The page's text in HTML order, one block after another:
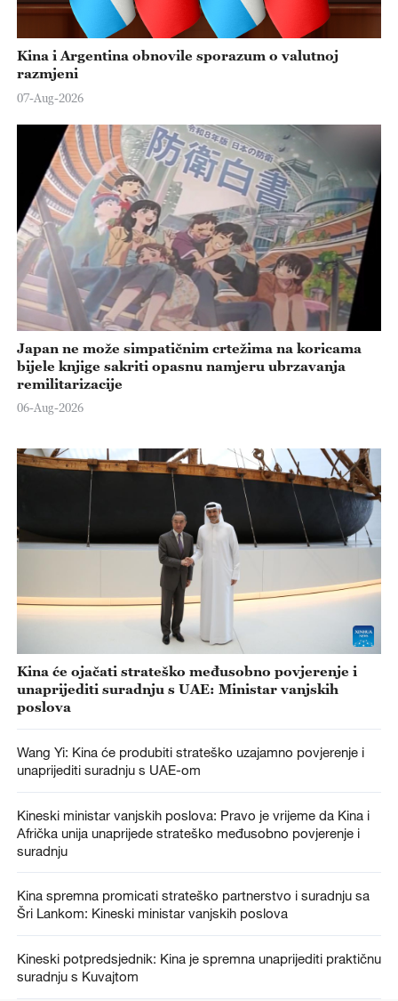
Kina i Argentina obnovile sporazum o valutnoj
razmjeni
07-Aug-2026
Japan ne može simpatičnim crtežima na koricama
bijele knjige sakriti opasnu namjeru ubrzavanja
remilitarizacije
06-Aug-2026
Kina će ojačati strateško međusobno povjerenje i
unaprijediti suradnju s UAE: Ministar vanjskih
poslova
Wang Yi: Kina će produbiti strateško uzajamno povjerenje i
unaprijediti suradnju s UAE-om
Kineski ministar vanjskih poslova: Pravo je vrijeme da Kina i
Afrička unija unaprijede strateško međusobno povjerenje i
suradnju
Kina spremna promicati strateško partnerstvo i suradnju sa
Šri Lankom: Kineski ministar vanjskih poslova
Kineski potpredsjednik: Kina je spremna unaprijediti praktičnu
suradnju s Kuvajtom